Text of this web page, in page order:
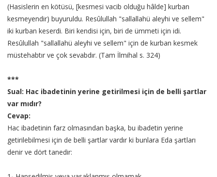
(Hasislerin en kötüsü, [kesmesi vacib olduğu hâlde] kurban
kesmeyendir) buyuruldu. Resûlullah "sallallahü aleyhi ve sellem"
iki kurban keserdi. Biri kendisi için, biri de ümmeti için idi.
Resûlullah "sallallahü aleyhi ve sellem" için de kurban kesmek
müstehabtır ve çok sevabdır. (Tam İlmihal s. 324)
***
Sual: Hac ibadetinin yerine getirilmesi için de belli şartlar
var mıdır?
Cevap:
Hac ibadetinin farz olmasından başka, bu ibadetin yerine
getirilebilmesi için de belli şartlar vardır ki bunlara Eda şartları
denir ve dört tanedir: